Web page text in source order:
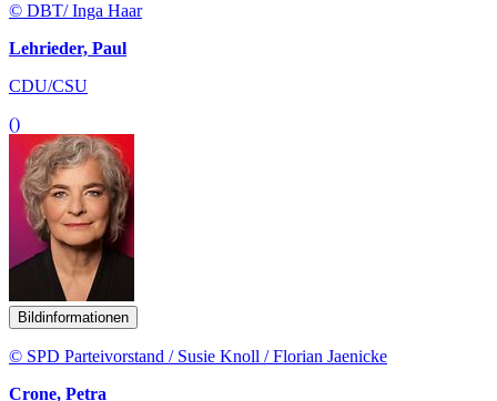
© DBT/ Inga Haar
Lehrieder, Paul
CDU/CSU
()
Bildinformationen
© SPD Parteivorstand / Susie Knoll / Florian Jaenicke
Crone, Petra